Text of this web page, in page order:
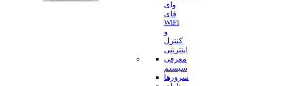
وای
فای
WiFi
و
کنترل
اینترنتی
معرفی
سیستم
سرورها